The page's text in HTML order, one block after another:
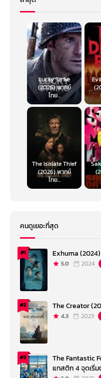
Lucky Strike
(2026) พากย์
ไทย...
The Isolate Thief
(2026) พากย์
ไทย...
คนดูเยอะที่สุด
#1 Exhuma
5.0 2024
#2 The Creator
4.3 2023
#3
The Fantastic
แทสติก 4 จุดเริ่